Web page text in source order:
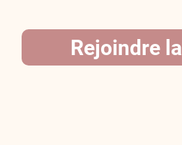
Rejoindre